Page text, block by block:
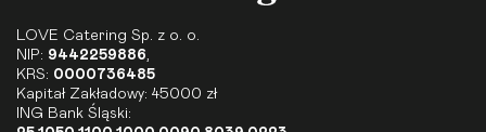
LOVE Catering Sp. z o. o.
NIP: 9442259886,
KRS: 0000736485
Kapitał Zakładowy: 45000 zł
ING Bank Śląski: